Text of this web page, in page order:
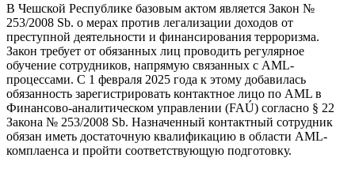
В Чешской Республике базовым актом является Закон №
253/2008 Sb. о мерах против легализации доходов от
преступной деятельности и финансирования терроризма.
Закон требует от обязанных лиц проводить регулярное
обучение сотрудников, напрямую связанных с AML-
процессами. С 1 февраля 2025 года к этому добавилась
обязанность зарегистрировать контактное лицо по AML в
Финансово-аналитическом управлении (FAÚ) согласно § 22
Закона № 253/2008 Sb. Назначенный контактный сотрудник
обязан иметь достаточную квалификацию в области AML-
комплаенса и пройти соответствующую подготовку.